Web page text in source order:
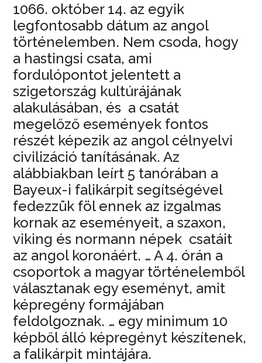
1066. október 14. az egyik
legfontosabb dátum az angol
történelemben. Nem csoda, hogy
a hastingsi csata, ami
fordulópontot jelentett a
szigetország kultúrájának
alakulásában, és a csatát
megelőző események fontos
részét képezik az angol célnyelvi
civilizáció tanításának. Az
alábbiakban leírt 5 tanórában a
Bayeux-i falikárpit segítségével
fedezzük föl ennek az izgalmas
kornak az eseményeit, a szaxon,
viking és normann népek csatáit
az angol koronáért. … A 4. órán a
csoportok a magyar történelemből
választanak egy eseményt, amit
képregény formájában
feldolgoznak. … egy minimum 10
képből álló képregényt készítenek,
a falikárpit mintájára.